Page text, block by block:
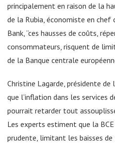
principalement en raison de la
de la Rubia, économiste en chef
Bank, “ces hausses de coûts,
consommateurs, risquent de
de la Banque centrale
Christine Lagarde, présidente de
que l’inflation dans les services
pourrait retarder tout
Les experts estiment que la
prudente, limitant les baisses